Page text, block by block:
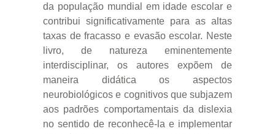
da população mundial em idade escolar e
contribui significativamente para as altas
taxas de fracasso e evasão escolar. Neste
livro, de natureza eminentemente
interdisciplinar, os autores expõem de
maneira didática os aspectos
neurobiológicos e cognitivos que subjazem
aos padrões comportamentais da dislexia
no sentido de reconhecê-la e implementar